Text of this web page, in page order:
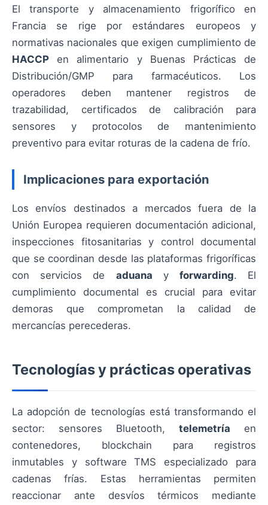
El transporte y almacenamiento frigorífico en
Francia se rige por estándares europeos y
normativas nacionales que exigen cumplimiento de
HACCP en alimentario y Buenas Prácticas de
Distribución/GMP para farmacéuticos. Los
operadores deben mantener registros de
trazabilidad, certificados de calibración para
sensores y protocolos de mantenimiento
preventivo para evitar roturas de la cadena de frío.
Implicaciones para exportación
Los envíos destinados a mercados fuera de la
Unión Europea requieren documentación adicional,
inspecciones fitosanitarias y control documental
que se coordinan desde las plataformas frigoríficas
con servicios de aduana y forwarding. El
cumplimiento documental es crucial para evitar
demoras que comprometan la calidad de
mercancías perecederas.
Tecnologías y prácticas operativas
La adopción de tecnologías está transformando el
sector: sensores Bluetooth, telemetría en
contenedores, blockchain para registros
inmutables y software TMS especializado para
cadenas frías. Estas herramientas permiten
reaccionar ante desvíos térmicos mediante